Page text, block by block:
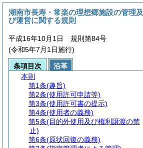
湖南市長寿・常楽の理想郷施設の管理及
び運営に関する規則
平成16年10月1日 規則第84号
(令和5年7月1日施行)
条項目次
沿革
本則
第1条(趣旨)
第2条(使用許可申請等)
第3条(使用許可書の提示)
第4条(使用者の義務)
第5条(目的外使用及び権利譲渡の禁
止)
第6条(原状回復の義務)